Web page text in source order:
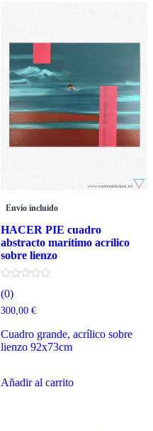
Envío incluido
HACER PIE cuadro
abstracto marítimo acrílico
sobre lienzo
(0)
300,00 €
Cuadro grande, acrílico sobre
lienzo 92x73cm
Añadir al carrito